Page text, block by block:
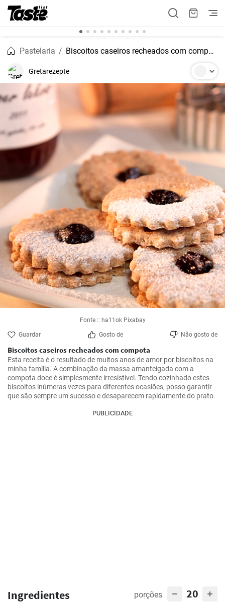
Pastelaria Biscoitos caseiros recheados com compota
Gretarezepte
Fonte :: ha11ok Pixabay
Guardar Gosto de Não gosto de
Biscoitos caseiros recheados com compota
Esta receita é o resultado de muitos anos de amor por biscoitos na
minha família. A combinação da massa amanteigada com a
compota doce é simplesmente irresistível. Tendo cozinhado estes
biscoitos inúmeras vezes para diferentes ocasiões, posso garantir
que são sempre um sucesso e desaparecem rapidamente do prato.
PUBLICIDADE
Ingredientes porções 20